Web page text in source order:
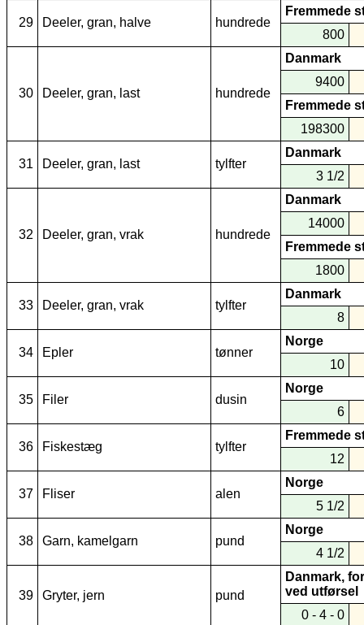
29 Deeler, gran, halve hundrede
Fremmede
800
30 Deeler, gran, last hundrede
Danmark
9400
Fremmede
198300
31 Deeler, gran, last tylfter
Danmark
3 1/2
32 Deeler, gran, vrak hundrede
Danmark
14000
Fremmede
1800
33 Deeler, gran, vrak tylfter
Danmark
8
34 Epler tønner
Norge
10
35 Filer dusin
Norge
6
36 Fiskestæg tylfter
Fremmede
12
37 Fliser alen
Norge
5 1/2
38 Garn, kamelgarn pund
Norge
4 1/2
39 Gryter, jern pund
Danmark,
ved utførsel
0 - 4 - 0